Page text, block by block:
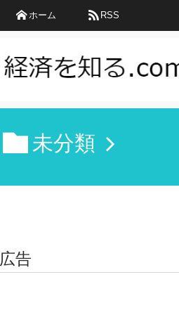
ホーム RSS
未分類
広告